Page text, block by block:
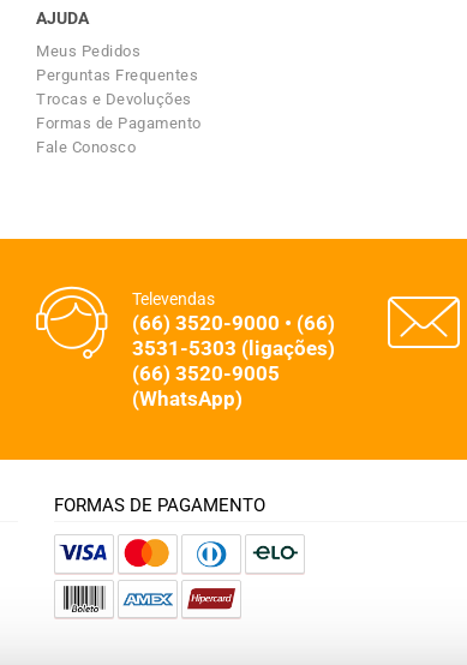
AJUDA
Meus Pedidos
Perguntas Frequentes
Trocas e Devoluções
Formas de Pagamento
Fale Conosco
Televendas
(66) 3520-9000 • (66)
3531-5303 (ligações)
(66) 3520-9005
(WhatsApp)
FORMAS DE PAGAMENTO